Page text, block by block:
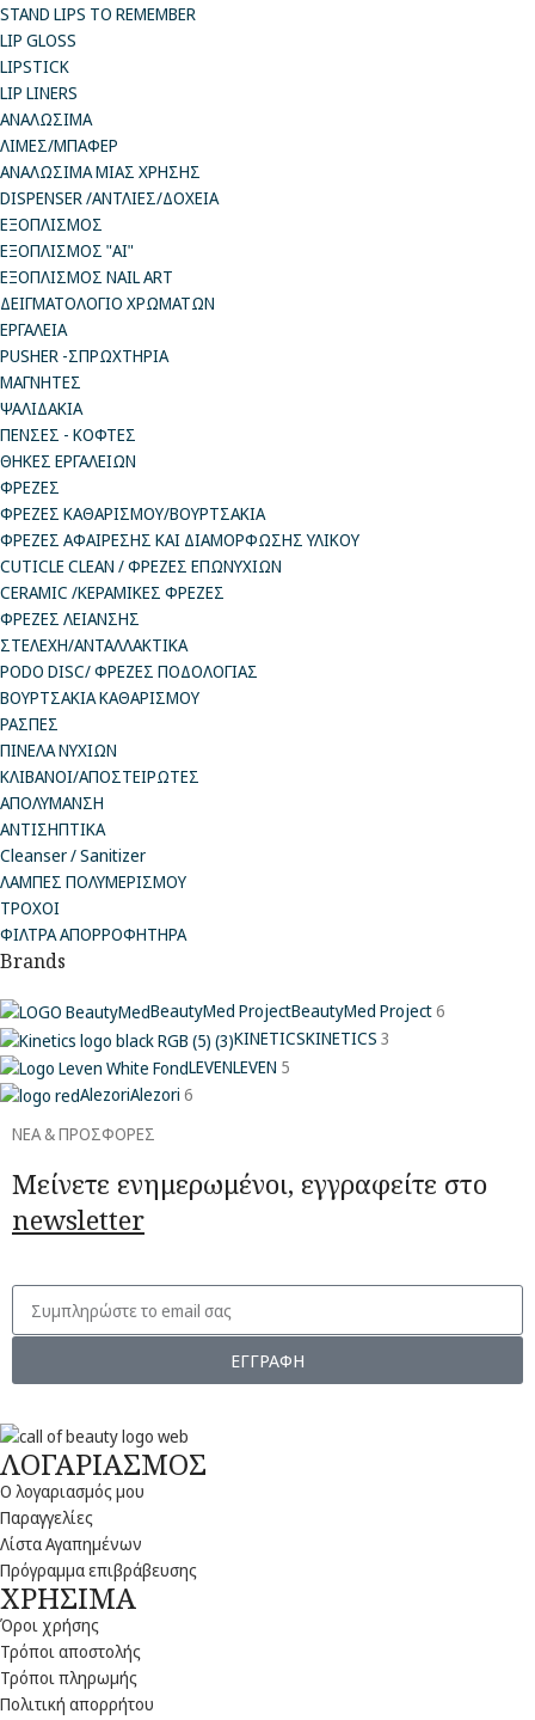
STAND LIPS TO REMEMBER
LIP GLOSS
LIPSTICK
LIP LINERS
ΑΝΑΛΩΣΙΜΑ
ΛΙΜΕΣ/ΜΠΑΦΕΡ
ΑΝΑΛΩΣΙΜΑ ΜΙΑΣ ΧΡΗΣΗΣ
DISPENSER /ΑΝΤΛΙΕΣ/ΔΟΧΕΙΑ
ΕΞΟΠΛΙΣΜΟΣ
ΕΞΟΠΛΙΣΜΟΣ "AI"
ΕΞΟΠΛΙΣΜΟΣ NAIL ART
ΔΕΙΓΜΑΤΟΛΟΓΙΟ ΧΡΩΜΑΤΩΝ
ΕΡΓΑΛΕΙΑ
PUSHER -ΣΠΡΩΧΤΗΡΙΑ
ΜΑΓΝΗΤΕΣ
ΨΑΛΙΔΑΚΙΑ
ΠΕΝΣΕΣ - ΚΟΦΤΕΣ
ΘΗΚΕΣ ΕΡΓΑΛΕΙΩΝ
ΦΡΕΖΕΣ
ΦΡΕΖΕΣ ΚΑΘΑΡΙΣΜΟΥ/ΒΟΥΡΤΣΑΚΙΑ
ΦΡΕΖΕΣ ΑΦΑΙΡΕΣΗΣ ΚΑΙ ΔΙΑΜΟΡΦΩΣΗΣ ΥΛΙΚΟΥ
CUTICLE CLEAN / ΦΡΕΖΕΣ ΕΠΩΝΥΧΙΩΝ
CERAMIC /ΚΕΡΑΜΙΚΕΣ ΦΡΕΖΕΣ
ΦΡΕΖΕΣ ΛΕΙΑΝΣΗΣ
ΣΤΕΛΕΧΗ/ΑΝΤΑΛΛΑΚΤΙΚΑ
PODO DISC/ ΦΡΕΖΕΣ ΠΟΔΟΛΟΓΙΑΣ
ΒΟΥΡΤΣΑΚΙΑ ΚΑΘΑΡΙΣΜΟΥ
ΡΑΣΠΕΣ
ΠΙΝΕΛΑ ΝΥΧΙΩΝ
ΚΛΙΒΑΝΟΙ/ΑΠΟΣΤΕΙΡΩΤΕΣ
ΑΠΟΛΥΜΑΝΣΗ
ΑΝΤΙΣΗΠΤΙΚΑ
Cleanser / Sanitizer
ΛΑΜΠΕΣ ΠΟΛΥΜΕΡΙΣΜΟΥ
ΤΡΟΧΟΙ
ΦΙΛΤΡΑ ΑΠΟΡΡΟΦΗΤΗΡΑ
Brands
BeautyMed ProjectBeautyMed Project6
KINETICSKINETICS 3
LEVENLEVEN 5
AlezoriAlezori 6
ΝΕΑ & ΠΡΟΣΦΟΡΕΣ
Μείνετε ενημερωμένοι, εγγραφείτε στο
newsletter
ΕΓΓΡΑΦΗ
ΛΟΓΑΡΙΑΣΜΟΣ
Ο λογαριασμός μου
Παραγγελίες
Λίστα Αγαπημένων
Πρόγραμμα επιβράβευσης
ΧΡΗΣΙΜΑ
Όροι χρήσης
Τρόποι αποστολής
Τρόποι πληρωμής
Πολιτική απορρήτου